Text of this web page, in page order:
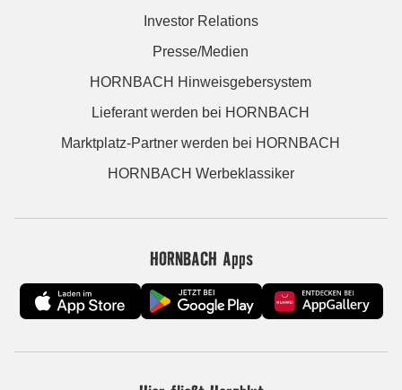
Investor Relations
Presse/Medien
HORNBACH Hinweisgebersystem
Lieferant werden bei HORNBACH
Marktplatz-Partner werden bei HORNBACH
HORNBACH Werbeklassiker
HORNBACH Apps